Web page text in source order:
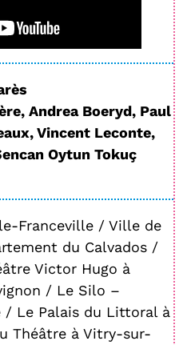
Andrea Boeryd, Paul
Vincent Leconte,
Oytun Tokuç
Franceville / Ville de
du Calvados /
Victor Hugo à
/ Le Silo –
/ Le Palais du Littoral à
Théâtre à Vitry-sur-